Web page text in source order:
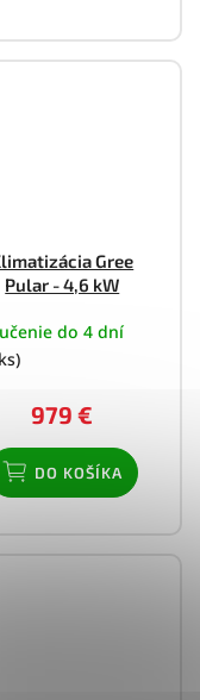
Gree
Pular - 4,6 kW
do 4 dní
979 €
DO KOŠÍKA